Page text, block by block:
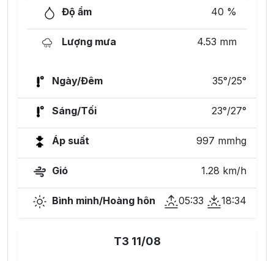
Độ ẩm 40 %
Lượng mưa 4.53 mm
Ngày/Đêm 35°/25°
Sáng/Tối 23°/27°
Áp suất 997 mmhg
Gió 1.28 km/h
Bình minh/Hoàng hôn 05:33 18:34
T3 11/08